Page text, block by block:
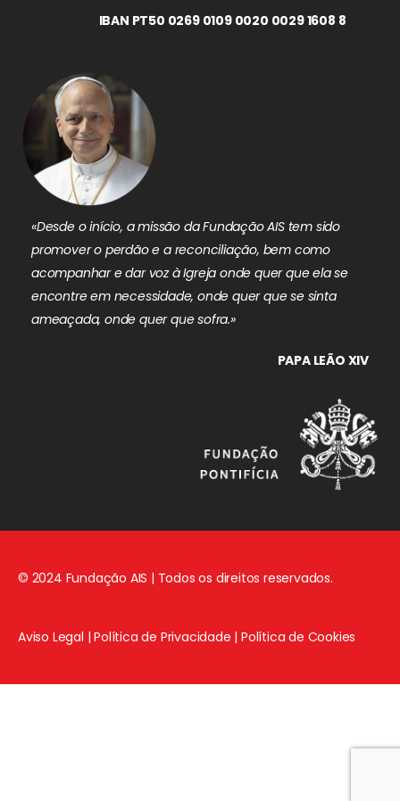
IBAN PT50 0269 0109 0020 0029 1608 8
«Desde o início, a missão da Fundação AIS tem sido
promover o perdão e a reconciliação, bem como
acompanhar e dar voz à Igreja onde quer que ela se
encontre em necessidade, onde quer que se sinta
ameaçada, onde quer que sofra.»
PAPA LEÃO XIV
© 2024 Fundação AIS | Todos os direitos reservados.
Aviso Legal |Política de Privacidade |Política de Cookies